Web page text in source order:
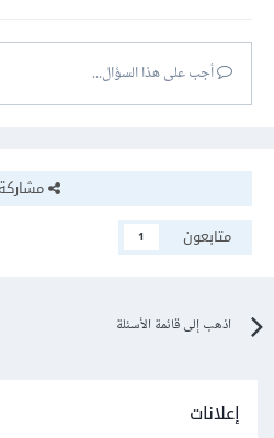
أجب على هذا السؤال...
مشاركة
متابعون
1
اذهب إلى قائمة الأسئلة
إعلانات